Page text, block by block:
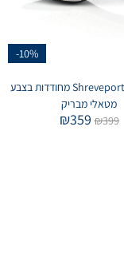
-10%
נעלי סירה Shreveport מחודדות בצבע
מטאלי מבריק
₪399
₪359